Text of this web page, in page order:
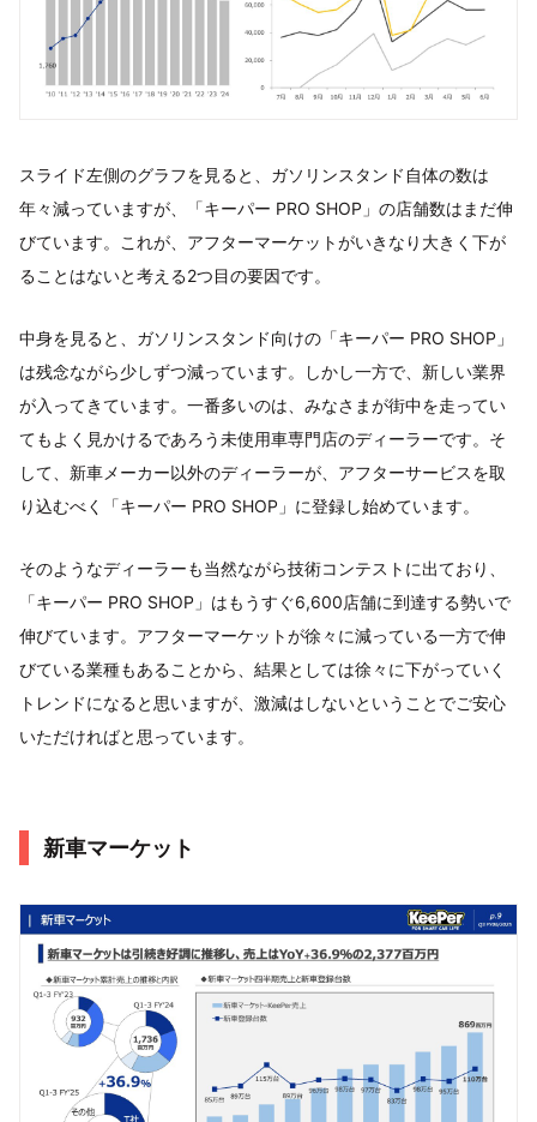
スライド左側のグラフを見ると、ガソリンスタンド自体の数は
年々減っていますが、「キーパー PRO SHOP」の店舗数はまだ伸
びています。これが、アフターマーケットがいきなり大きく下が
ることはないと考える2つ目の要因です。
中身を見ると、ガソリンスタンド向けの「キーパー PRO SHOP」
は残念ながら少しずつ減っています。しかし一方で、新しい業界
が入ってきています。一番多いのは、みなさまが街中を走ってい
てもよく見かけるであろう未使用車専門店のディーラーです。そ
して、新車メーカー以外のディーラーが、アフターサービスを取
り込むべく「キーパー PRO SHOP」に登録し始めています。
そのようなディーラーも当然ながら技術コンテストに出ており、
「キーパー PRO SHOP」はもうすぐ6,600店舗に到達する勢いで
伸びています。アフターマーケットが徐々に減っている一方で伸
びている業種もあることから、結果としては徐々に下がっていく
トレンドになると思いますが、激減はしないということでご安心
いただければと思っています。
新車マーケット